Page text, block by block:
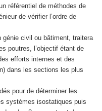
référentiel de méthodes de
de vérifier l’ordre de
civil ou bâtiment, traitera
poutres, l’objectif étant de
efforts internes et des
dans les sections les plus
pour de déterminer les
systèmes isostatiques puis